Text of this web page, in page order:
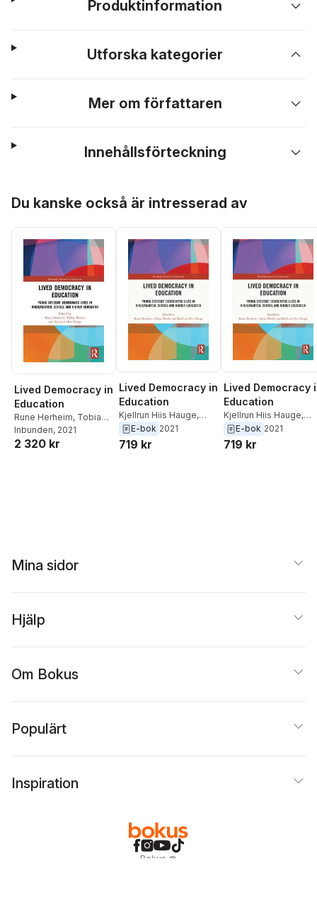
Produktinformation
Utforska kategorier
Mer om författaren
Innehållsförteckning
Du kanske också är intresserad av
Lived Democracy in
Education
Rune Herheim, Tobias
Werler,Kjellrun Hiis
Hauge
Inbunden, 2021
2 320 kr
Lived Democracy in
Education
Kjellrun Hiis Hauge,
Tobias Werler,
Herheim
E-bok 2021
719 kr
Lived Democracy
Education
Kjellrun Hiis Hauge,
Tobias Werler,
Herheim
E-bok 2021
719 kr
Mina sidor
Hjälp
Om Bokus
Populärt
Inspiration
Bokus @